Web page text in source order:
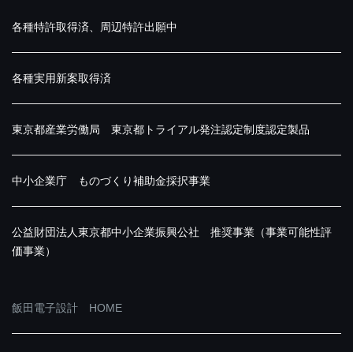
各種特許取得済、周辺特許出願中
各種実用新案取得済
東京都産業労働局 東京都トライアル発注認定制度認定製品
中小企業庁 ものづくり補助金採択事業
公益財団法人東京都中小企業振興公社 推奨事業（事業可能性評
価事業）
飯田電子設計 HOME